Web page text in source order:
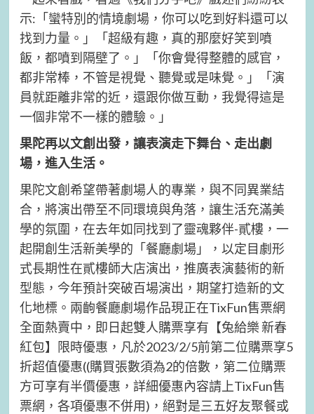
示:「蠻特別的情境劇場，你可以吃到好料還可以
找到力量。」「超級有趣，真的那麼好笑到噴
飯，都噴到隔壁了。」「你會覺得整體的感官，
都非常棒，不管是視覺、聽覺或是味覺。」「演
員就距離非常的近，還跟你做互動，我覺得這是
一個非常不一樣的體驗。」
果陀再以文創出發，讓表演走下舞台、走出劇
場，進入生活。
果陀文創希望帶著劇場人的專業，與不同異業結
合，將演出帶至不同環境與角落，讓生活充滿美
學的氛圍，在去年如同找到了靈魂夥伴-貳樓，一
起開創生活新美學的「餐廳劇場」，以定目劇形
式長期性在貳樓師大店演出，推廣表演藝術的新
型態，今年預計突破百場演出，期望打造新的文
化地標。兩齣餐廳劇場作品現正在TixFun售票網
全面熱賣中，即日起雙人購票享有【兔給樂 新春
紅包】限時優惠，凡於2023/2/5前第二位購票享5
折超值優惠((購買張數須為2的倍數，第二位購票
方可享有半價優惠，詳細優惠內容請上TixFun售
票網，各項優惠不併用)，絕對是三五好友聚餐或